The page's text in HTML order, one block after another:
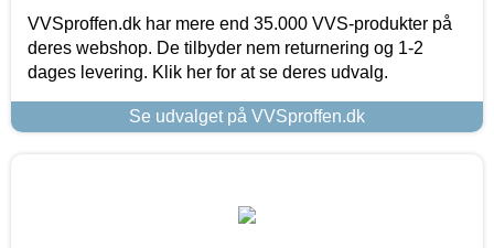
VVSproffen.dk har mere end 35.000 VVS-produkter på
deres webshop. De tilbyder nem returnering og 1-2
dages levering. Klik her for at se deres udvalg.
Se udvalget på VVSproffen.dk